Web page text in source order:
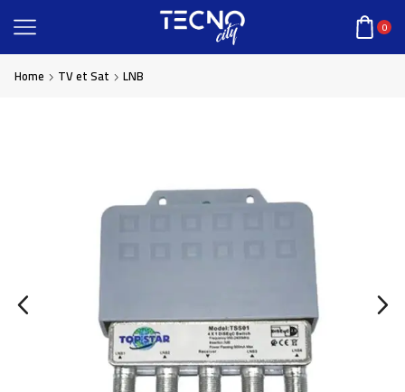
0
Home TV et Sat LNB